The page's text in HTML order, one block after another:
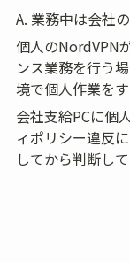
A. 業務中は会社
個人のNordVPN
ンス業務を行う
境で個人作業をす
会社支給PCに個
ィポリシー違反
してから判断して